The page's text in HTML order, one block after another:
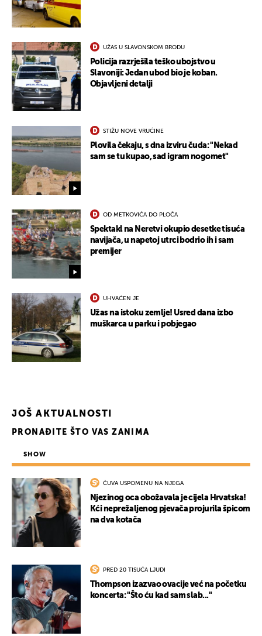
UŽAS U SLAVONSKOM BRODU
Policija razrješila teško ubojstvo u
Slavoniji: Jedan ubod bio je koban.
Objavljeni detalji
STIŽU NOVE VRUĆINE
Plovila čekaju, s dna izviru čuda: "Nekad
sam se tu kupao, sad igram nogomet"
OD METKOVIĆA DO PLOČA
Spektakl na Neretvi okupio desetke tisuća
navijača, u napetoj utrci bodrio ih i sam
premijer
UHVAĆEN JE
Užas na istoku zemlje! Usred dana izbo
muškarca u parku i pobjegao
JOŠ AKTUALNOSTI
PRONAĐITE ŠTO VAS ZANIMA
SHOW
ČUVA USPOMENU NA NJEGA
Njezinog oca obožavala je cijela Hrvatska!
Kći neprežaljenog pjevača projurila špicom
na dva kotača
PRED 20 TISUĆA LJUDI
Thompson izazvao ovacije već na početku
koncerta: "Što ću kad sam slab..."